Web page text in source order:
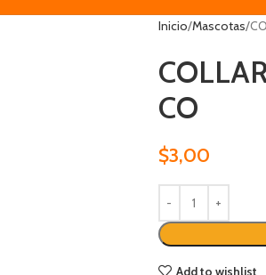
Inicio Mascotas
CO
$3,00
Add to wishlist